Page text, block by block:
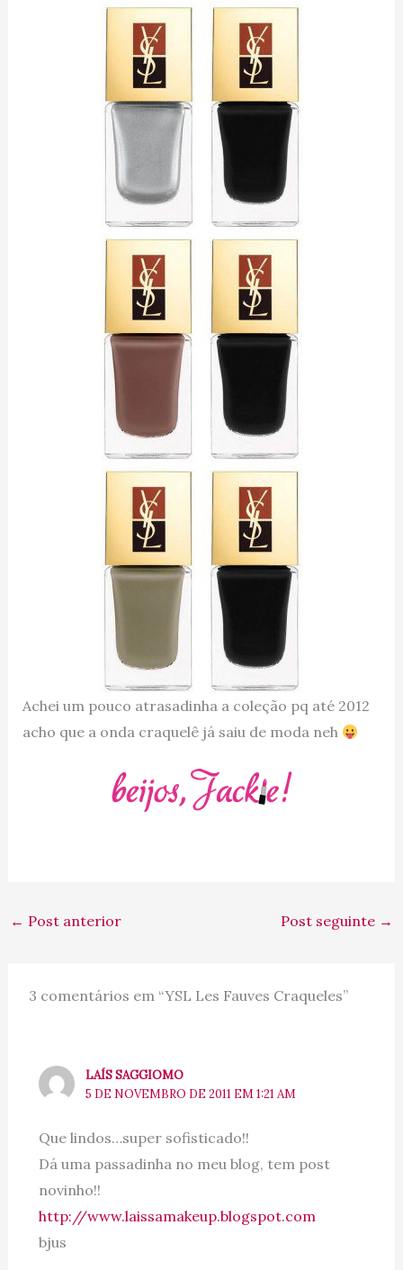
Achei um pouco atrasadinha a coleção pq até 2012
acho que a onda craquelê já saiu de moda neh
← Post anterior Post seguinte →
3 comentários em “YSL Les Fauves Craqueles”
LAÍS SAGGIOMO
5 DE NOVEMBRO DE 2011 EM 1:21 AM
Que lindos…super sofisticado!!
Dá uma passadinha no meu blog, tem post
novinho!!
http://www.laissamakeup.blogspot.com
bjus